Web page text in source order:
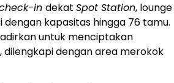
in dekat Spot Station, lounge
kapasitas hingga 76 tamu.
untuk menciptakan
dilengkapi dengan area merokok